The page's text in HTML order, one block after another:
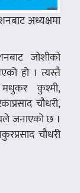
अध्यक्षमा
जोशीको
हो । त्यस्तै
मधुकर कुश्मी,
चौधरी,
जनाएको छ ।
चौधरी